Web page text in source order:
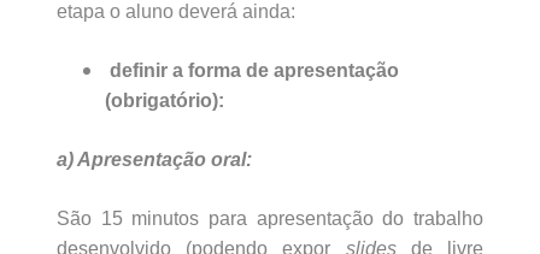
etapa o aluno deverá ainda:
definir a forma de apresentação
(obrigatório):
a) Apresentação oral:
São 15 minutos para apresentação do trabalho
desenvolvido (podendo expor slides de livre